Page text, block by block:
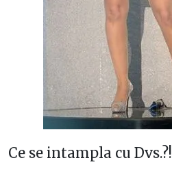
Ce se intampla cu Dvs.?!